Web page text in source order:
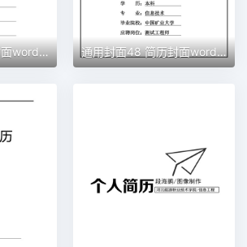
通用封面49 简历封面word模板 通用封面48 简历封面word模板